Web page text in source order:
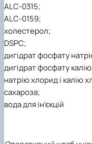
ALC-0315;
ALC-0159;
холестерол;
DSPC;
дигідрат фосфату
дигідрат фосфату
натрію хлорид і калію
сахароза;
вода для ін’єкцій